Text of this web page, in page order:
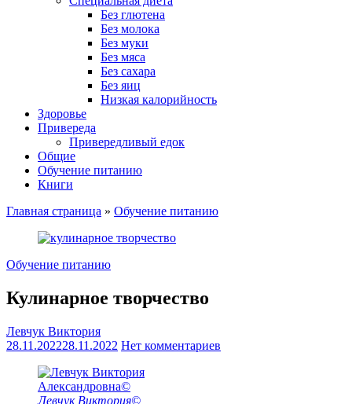
Без глютена
Без молока
Без муки
Без мяса
Без сахара
Без яиц
Низкая калорийность
Здоровье
Привереда
Привередливый едок
Общие
Обучение питанию
Книги
Главная страница » Обучение питанию
Обучение питанию
Кулинарное творчество
Левчук Виктория
28.11.202228.11.2022 Нет комментариев
Левчук Виктория©